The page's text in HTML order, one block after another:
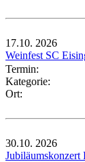
17.10. 2026
Weinfest SC
Termin:
Kategorie:
Ort:
30.10. 2026
Jubiläumskonzert